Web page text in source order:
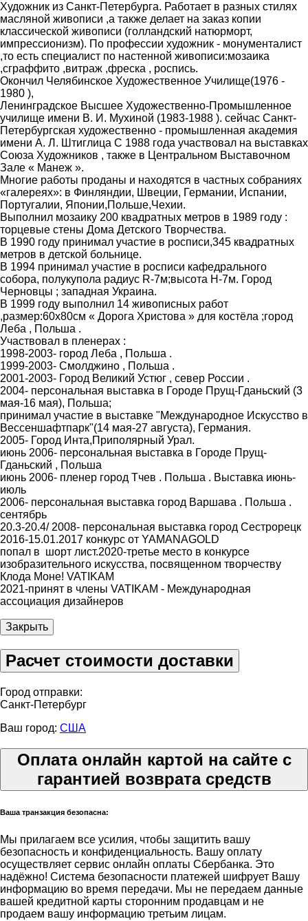
Художник из Санкт-Петербурга. Работает в разных стилях
масляной живописи ,а также делает на заказ копии
классической живописи (голландский натюрморт,
импрессионизм). По профессии художник - монументалист
,то есть специалист по настенной живописи:мозаика
,сграффито ,витраж ,фреска , роспись.
Окончил Челябинское Художественное Училище(1976 -
1980 ),
Ленинградское Высшее Художественно-Промышленное
училище имени В. И. Мухиной (1983-1988 ). сейчас Санкт-
Петербургская художественно - промышленная академия
имени А. Л. Штиглица С 1988 года участвовал на выставках
Союза Художников , также в Центральном Выставочном
Зале « Манеж ».
Многие работы проданы и находятся в частных собраниях
«галереях»: в Финляндии, Швеции, Германии, Испании,
Португалии, Японии,Польше,Чехии.
Выполнил мозаику 200 квадратных метров в 1989 году :
торцевые стены Дома Детского Творчества.
В 1990 году принимал участие в росписи,345 квадратных
метров в детской больнице.
В 1994 принимал участие в росписи кафедрального
собора, полукупола радиус R-7м;высота H-7м. Город
Черновцы ; западная Украина.
В 1999 году выполнил 14 живописных работ
,размер:60х80см « Дорога Христова » для костёла ;город
Леба , Польша .
Участвовал в пленерах :
1998-2003- город Леба , Польша .
1999-2003- Смолджино , Польша .
2001-2003- Город Великий Устюг , север России .
2004- персональная выставка в Городе Прущ-Гданьский (3
мая-16 мая), Польша;
принимал участие в выставке "Международное Искусство в
Вессеншафтпарк"(14 мая-27 августа), Германия.
2005- Город Инта,Приполярный Урал.
июнь 2006- персональная выставка в Городе Прущ-
Гданьский , Польша
июнь 2006- пленер город Тчев . Польша . Выставка июнь-
июль
2006- персональная выставка город Варшава . Польша .
сентябрь
20.3-20.4/ 2008- персональная выставка город Сестрорецк
2016-15.01.2017 конкурс от YAMANAGOLD
попал в шорт лист.2020-третье место в конкурсе
изобразительного искусства, посвященном творчеству
Клода Моне! VATIKAM
2021-принят в члены VATIKAM - Международная
ассоциация дизайнеров
Закрыть
Расчет стоимости доставки
Город отправки:
Санкт-Петербург
Ваш город: США
Оплата онлайн картой на сайте с
гарантией возврата средств
Ваша транзакция безопасна:
Мы прилагаем все усилия, чтобы защитить вашу
безопасность и конфиденциальность. Вашу оплату
осуществляет сервис онлайн оплаты Сбербанка. Это
надёжно! Система безопасности платежей шифрует Вашу
информацию во время передачи. Мы не передаем данные
вашей кредитной карты сторонним продавцам и не
продаем вашу информацию третьим лицам.